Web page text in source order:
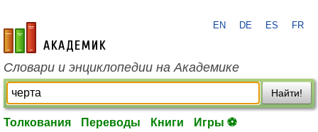
academic.ru
EN DE ES FR
Словари и энциклопедии на Академике
Найти!
Толкования Переводы Книги Игры ⚽